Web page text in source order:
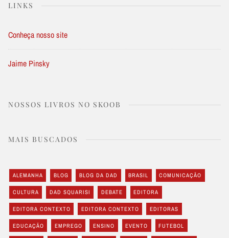
LINKS
Conheça nosso site
Jaime Pinsky
NOSSOS LIVROS NO SKOOB
MAIS BUSCADOS
ALEMANHA BLOG BLOG DA DAD BRASIL COMUNICAÇÃO
CULTURA DAD SQUARISI DEBATE EDITORA
EDITORA CONTEXTO EDITORA CONTEXTO EDITORAS
EDUCAÇÃO EMPREGO ENSINO EVENTO FUTEBOL